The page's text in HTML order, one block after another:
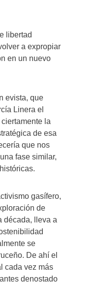
libertad
a expropiar
en un nuevo
evista, que
Linera el
ciertamente la
de esa
que nos
fase similar,
gasífero,
de
década, lleva a
se
De ahí el
cada vez más
denostado